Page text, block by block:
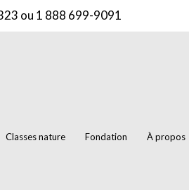
ou 1 888 699-9091
Classes nature Fondation À propos